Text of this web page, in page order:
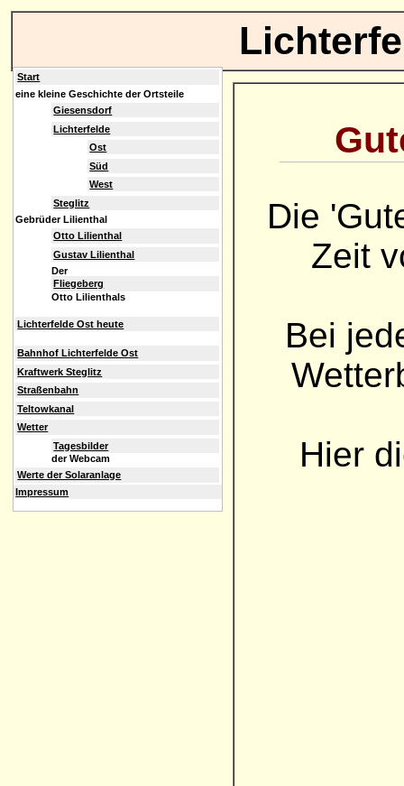
Die
Zeit
Bei
Hier
Start
eine kleine Geschichte der Ortsteile
Giesensdorf
Lichterfelde
Ost
Süd
West
Steglitz
Gebrüder Lilienthal
Otto Lilienthal
Gustav Lilienthal
Der
Fliegeberg
Otto Lilienthals
Lichterfelde Ost heute
Bahnhof Lichterfelde Ost
Kraftwerk Steglitz
Straßenbahn
Teltowkanal
Wetter
Tagesbilder
der Webcam
Werte der Solaranlage
Impressum